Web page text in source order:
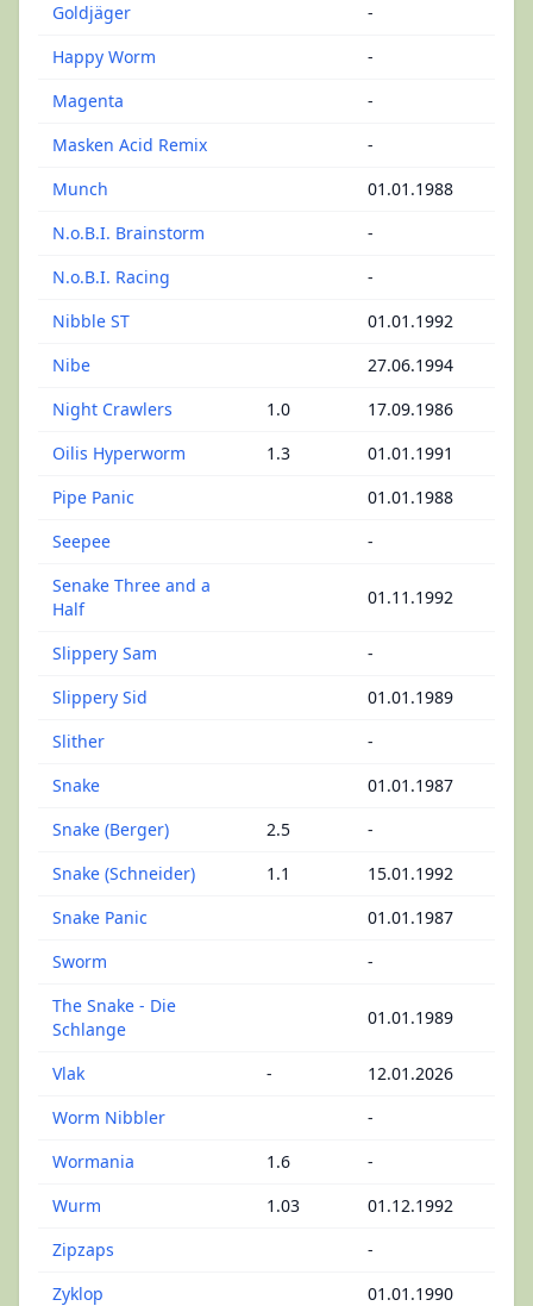
Goldjäger
-
Happy Worm
-
Magenta
-
Masken Acid Remix
-
Munch
01.01.1988
N.o.B.I. Brainstorm
-
N.o.B.I. Racing
-
Nibble ST
01.01.1992
Nibe
27.06.1994
Night Crawlers
1.0
17.09.1986
Oilis Hyperworm
1.3
01.01.1991
Pipe Panic
01.01.1988
Seepee
-
Senake Three and a
Half
01.11.1992
Slippery Sam
-
Slippery Sid
01.01.1989
Slither
-
Snake
01.01.1987
Snake (Berger)
2.5
-
Snake (Schneider)
1.1
15.01.1992
Snake Panic
01.01.1987
Sworm
-
The Snake - Die
Schlange
01.01.1989
Vlak -
12.01.2026
Worm Nibbler
-
Wormania
1.6
-
Wurm
1.03
01.12.1992
Zipzaps
-
Zyklop
01.01.1990